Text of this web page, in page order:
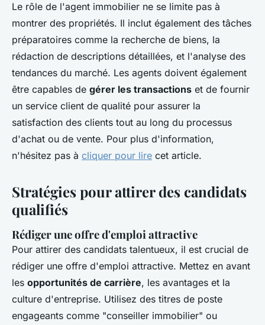
Le rôle de l'agent immobilier ne se limite pas à
montrer des propriétés. Il inclut également des tâches
préparatoires comme la recherche de biens, la
rédaction de descriptions détaillées, et l'analyse des
tendances du marché. Les agents doivent également
être capables de gérer les transactions et de fournir
un service client de qualité pour assurer la
satisfaction des clients tout au long du processus
d'achat ou de vente. Pour plus d'information,
n'hésitez pas à cliquer pour lire cet article.
Stratégies pour attirer des candidats
qualifiés
Rédiger une offre d'emploi attractive
Pour attirer des candidats talentueux, il est crucial de
rédiger une offre d'emploi attractive. Mettez en avant
les opportunités de carrière, les avantages et la
culture d'entreprise. Utilisez des titres de poste
engageants comme "conseiller immobilier" ou